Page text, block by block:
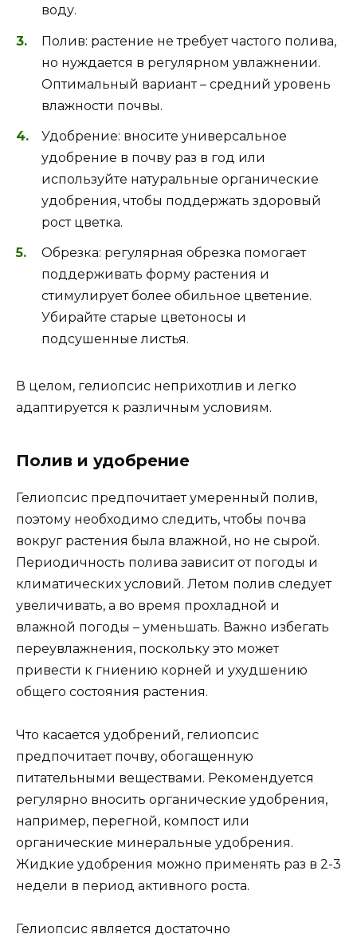
воду.
Полив: растение не требует частого полива,
но нуждается в регулярном увлажнении.
Оптимальный вариант – средний уровень
влажности почвы.
Удобрение: вносите универсальное
удобрение в почву раз в год или
используйте натуральные органические
удобрения, чтобы поддержать здоровый
рост цветка.
Обрезка: регулярная обрезка помогает
поддерживать форму растения и
стимулирует более обильное цветение.
Убирайте старые цветоносы и
подсушенные листья.
В целом, гелиопсис неприхотлив и легко
адаптируется к различным условиям.
Полив и удобрение
Гелиопсис предпочитает умеренный полив,
поэтому необходимо следить, чтобы почва
вокруг растения была влажной, но не сырой.
Периодичность полива зависит от погоды и
климатических условий. Летом полив следует
увеличивать, а во время прохладной и
влажной погоды – уменьшать. Важно избегать
переувлажнения, поскольку это может
привести к гниению корней и ухудшению
общего состояния растения.
Что касается удобрений, гелиопсис
предпочитает почву, обогащенную
питательными веществами. Рекомендуется
регулярно вносить органические удобрения,
например, перегной, компост или
органические минеральные удобрения.
Жидкие удобрения можно применять раз в 2-3
недели в период активного роста.
Гелиопсис является достаточно